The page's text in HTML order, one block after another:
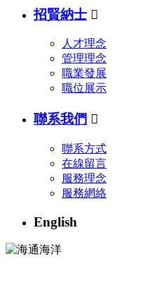
招賢納士 
人才理念
管理理念
職業發展
職位展示
聯系我們 
聯系方式
在線留言
服務理念
服務網絡
English